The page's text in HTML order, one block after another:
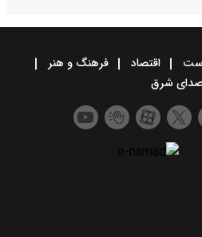
اقتصاد
فرهنگ و هنر
شرق